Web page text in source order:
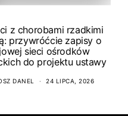
z chorobami rzadkimi
przywróćcie zapisy o
sieci ośrodków
do projektu ustawy
DANEL 24 LIPCA, 2026